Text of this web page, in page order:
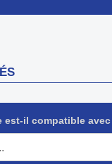
est-il compatible